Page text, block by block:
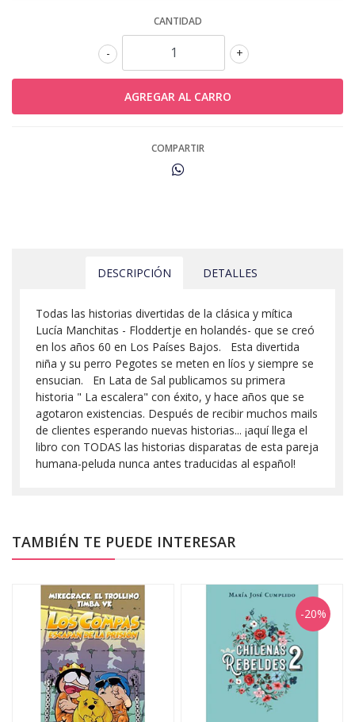
CANTIDAD
+
-
COMPARTIR
DESCRIPCIÓN DETALLES
Todas las historias divertidas de la clásica y mítica
Lucía Manchitas - Floddertje en holandés- que se creó
en los años 60 en Los Países Bajos. Esta divertida
niña y su perro Pegotes se meten en líos y siempre se
ensucian. En Lata de Sal publicamos su primera
historia " La escalera" con éxito, y hace años que se
agotaron existencias. Después de recibir muchos mails
de clientes esperando nuevas historias... ¡aquí llega el
libro con TODAS las historias disparatas de esta pareja
humana-peluda nunca antes traducidas al español!
TAMBIÉN TE PUEDE INTERESAR
-20%